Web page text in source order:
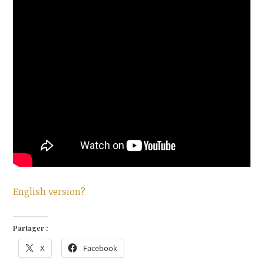
English version?
Partager :
X Facebook